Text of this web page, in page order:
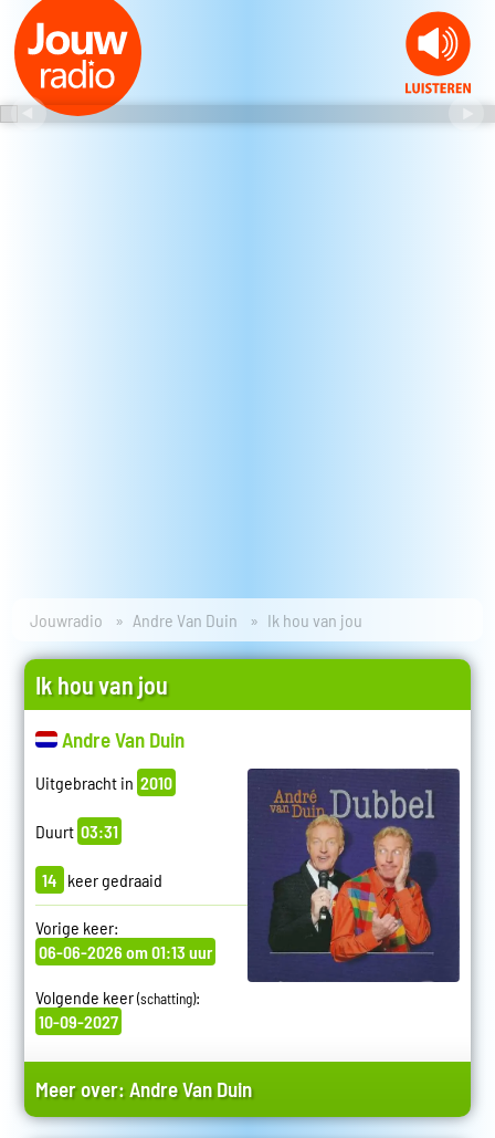
Jouwradio Andre Van Duin Ik hou van jou
Ik hou van jou
Andre Van Duin
Uitgebracht in 2010
Duurt 03:31
14 keer gedraaid
Vorige keer:
06-06-2026 om 01:13 uur
Volgende keer(schatting):
10-09-2027
Meer over:Andre Van Duin